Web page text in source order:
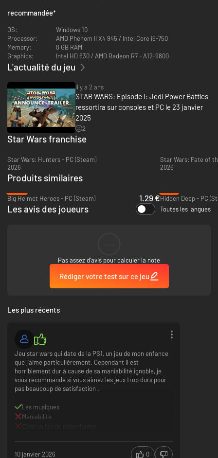
Un contrôleur est requis pour le multijoueur local
recommandée*
OS:
Windows 10
Processor:
AMD Phenom II X4 945 / Intel Core i5-750
Memory:
8 GB RAM
Graphics:
Intel HD 630 / AMD Radeon R7 - A12-9800
L'actualité du jeu
il y a 2 ans
STAR WARS: Episode I: Jedi Power Battles
ressortira sur consoles et PC le 23 janvier
2025
2
Star Wars franchise
Star Wars: Hunters - PC (Steam)
2026
Star Wars: Fate of
2026
Produits similaires
Big Helmet Heroes - PC (Steam)
1.29 €Hidden Deep - PC
Les avis des joueurs Toutes les langues
Pas assez d'avis pour calculer la note
Rédiger votre test sur ce jeu
Les plus récents
Jeu star wars qui date de la PS1, un jeu de mon enfance
que j'aime particulièrement. Cependant il est
horriblement dur à cause de sa maniabilité ignoble, je
vous recommande si vous aimez les jeux trop durs pour
pas beaucoup de satisfaction .
Les musiques
Maniabilité
10 janvier 2026 0